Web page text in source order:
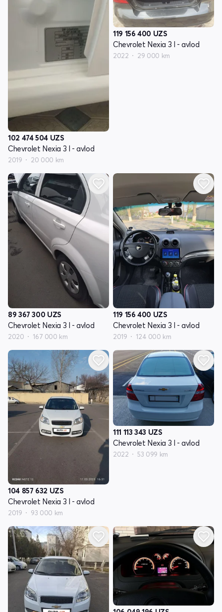
102 474 504 UZS
Chevrolet Nexia 3 I - avlod
2019 20 000 km
119 156 400 UZS
Chevrolet Nexia 3 I - avlod
2022 29 000 km
89 367 300 UZS
Chevrolet Nexia 3 I - avlod
2020 167 000 km
119 156 400 UZS
Chevrolet Nexia 3 I - avlod
2019 124 000 km
104 857 632 UZS
Chevrolet Nexia 3 I - avlod
2019 93 000 km
111 113 343 UZS
Chevrolet Nexia 3 I - avlod
2022 53 099 km